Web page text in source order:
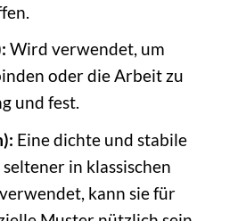
Wird verwendet, um
oder die Arbeit zu
und fest.
Eine dichte und stabile
in klassischen
kann sie für